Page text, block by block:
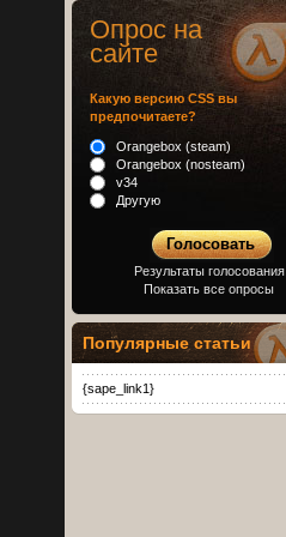
Опрос на
сайте
Какую версию CSS вы
предпочитаете?
Orangebox (steam)
Orangebox (nosteam)
v34
Другую
Результаты голосования
Показать все опросы
Популярные статьи
{sape_link1}